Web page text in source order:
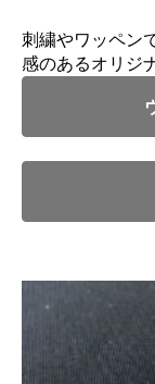
刺繍やワッペン
感のあるオリジ